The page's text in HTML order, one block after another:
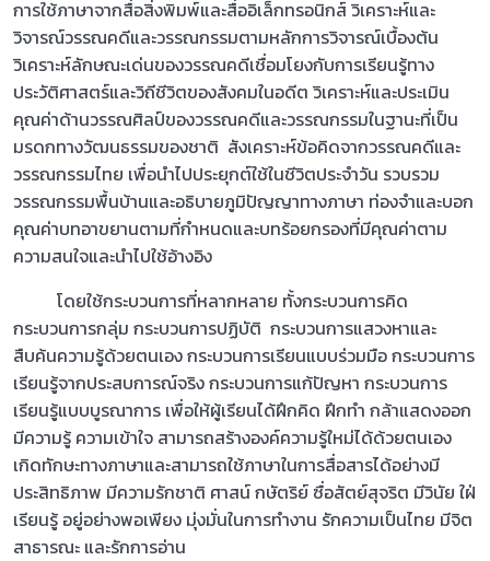
การใช้ภาษาจากสื่อสิ่งพิมพ์และสื่ออิเล็กทรอนิกส์ วิเคราะห์และ
วิจารณ์วรรณคดีและวรรณกรรมตามหลักการวิจารณ์เบื้องต้น
วิเคราะห์ลักษณะเด่นของวรรณคดีเชื่อมโยงกับการเรียนรู้ทาง
ประวัติศาสตร์และวิถีชีวิตของสังคมในอดีต วิเคราะห์และประเมิน
คุณค่าด้านวรรณศิลป์ของวรรณคดีและวรรณกรรมในฐานะที่เป็น
มรดกทางวัฒนธรรมของชาติ สังเคราะห์ข้อคิดจากวรรณคดีและ
วรรณกรรมไทย เพื่อนำไปประยุกต์ใช้ในชีวิตประจำวัน รวบรวม
วรรณกรรมพื้นบ้านและอธิบายภูมิปัญญาทางภาษา ท่องจำและบอก
คุณค่าบทอาขยานตามที่กำหนดและบทร้อยกรองที่มีคุณค่าตาม
ความสนใจและนำไปใช้อ้างอิง
โดยใช้กระบวนการที่หลากหลาย ทั้งกระบวนการคิด
กระบวนการกลุ่ม กระบวนการปฏิบัติ กระบวนการแสวงหาและ
สืบค้นความรู้ด้วยตนเอง กระบวนการเรียนแบบร่วมมือ กระบวนการ
เรียนรู้จากประสบการณ์จริง กระบวนการแก้ปัญหา กระบวนการ
เรียนรู้แบบบูรณาการ เพื่อให้ผู้เรียนได้ฝึกคิด ฝึกทำ กล้าแสดงออก
มีความรู้ ความเข้าใจ สามารถสร้างองค์ความรู้ใหม่ได้ด้วยตนเอง
เกิดทักษะทางภาษาและสามารถใช้ภาษาในการสื่อสารได้อย่างมี
ประสิทธิภาพ มีความรักชาติ ศาสน์ กษัตริย์ ซื่อสัตย์สุจริต มีวินัย ใฝ่
เรียนรู้ อยู่อย่างพอเพียง มุ่งมั่นในการทำงาน รักความเป็นไทย มีจิต
สาธารณะ และรักการอ่าน